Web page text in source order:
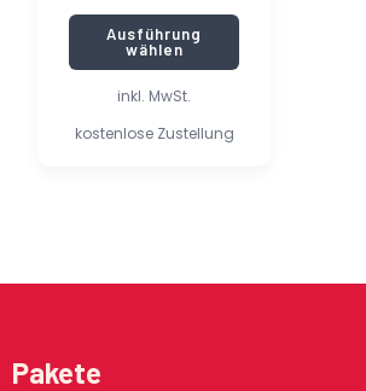
inkl. MwSt.
kostenlose Zustellung
Ausführung
wählen
Pakete